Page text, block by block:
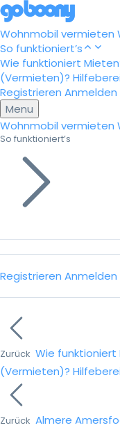
Wohnmobil vermieten
So funktioniert’s
Wie funktioniert
(Vermieten)?
Registrieren Anmelden
Menu
Wohnmobil vermieten
So funktioniert’s
Registrieren Anmelden
Zurück Wie funktioniert
(Vermieten)?
Zurück Almere